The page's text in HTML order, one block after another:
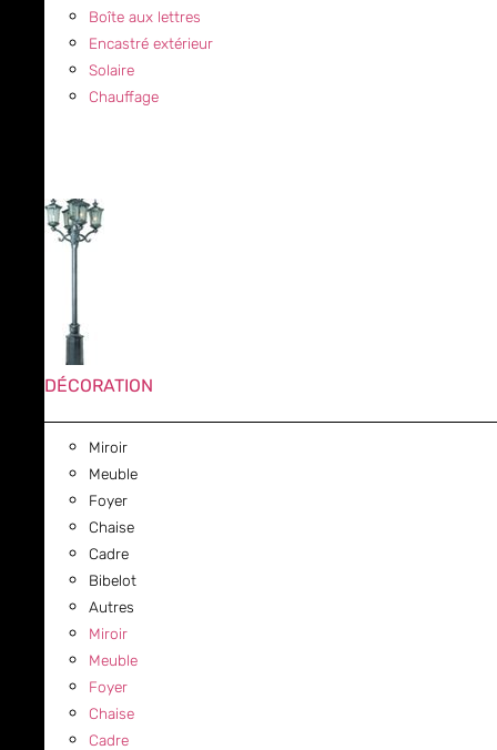
Boîte aux lettres
Encastré extérieur
Solaire
Chauffage
DÉCORATION
Miroir
Meuble
Foyer
Chaise
Cadre
Bibelot
Autres
Miroir
Meuble
Foyer
Chaise
Cadre